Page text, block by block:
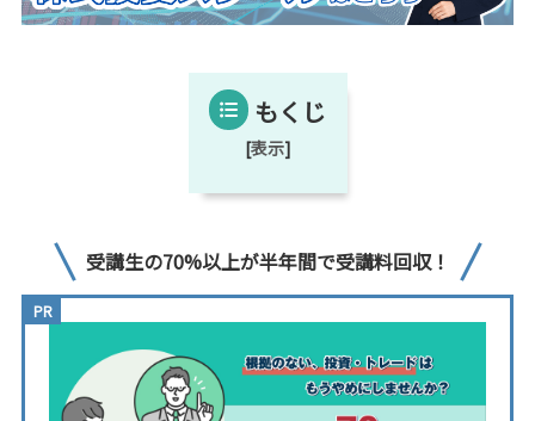
もくじ
[表示]
受講生の70%以上が半年間で受講料回収！